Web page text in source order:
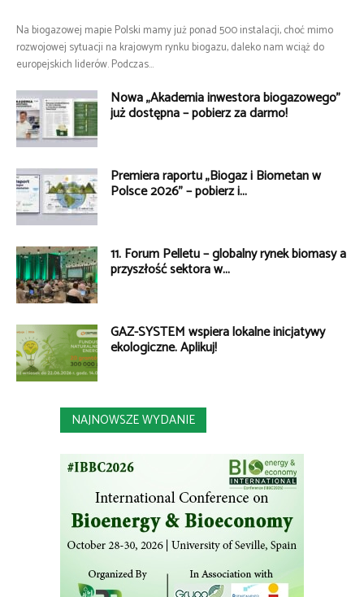
Na biogazowej mapie Polski mamy już ponad 500 instalacji, choć mimo
rozwojowej sytuacji na krajowym rynku biogazu, daleko nam wciąż do
europejskich liderów. Podczas...
Nowa „Akademia inwestora biogazowego”
już dostępna – pobierz za darmo!
Premiera raportu „Biogaz i Biometan w
Polsce 2026” – pobierz i...
11. Forum Pelletu – globalny rynek biomasy a
przyszłość sektora w...
GAZ-SYSTEM wspiera lokalne inicjatywy
ekologiczne. Aplikuj!
NAJNOWSZE WYDANIE